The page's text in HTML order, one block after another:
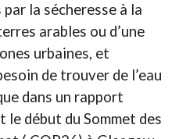
la sécheresse à la
arables ou d’une
urbaines, et
de trouver de l’eau
dans un rapport
début du Sommet des